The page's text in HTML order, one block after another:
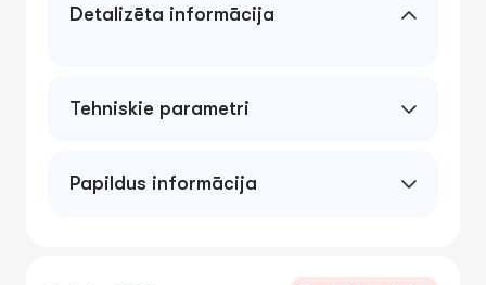
Detalizēta informācija
Tehniskie parametri
Papildus informācija